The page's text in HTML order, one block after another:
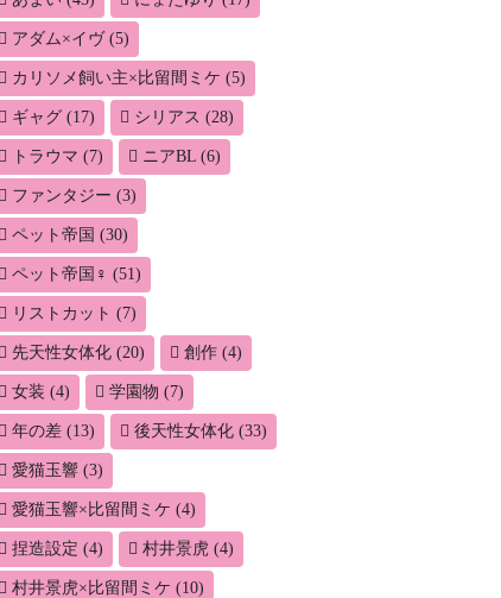
アダム×イヴ(5)
カリソメ飼い主×比留間ミケ (5)
ギャグ (17) シリアス (28)
トラウマ (7) ニアBL (6)
ファンタジー (3)
ペット帝国 (30)
ペット帝国♀ (51)
リストカット (7)
先天性女体化 (20) 創作 (4)
女装 (4) 学園物 (7)
年の差 (13) 後天性女体化 (33)
愛猫玉響 (3)
愛猫玉響×比留間ミケ (4)
捏造設定 (4) 村井景虎 (4)
村井景虎×比留間ミケ (10)